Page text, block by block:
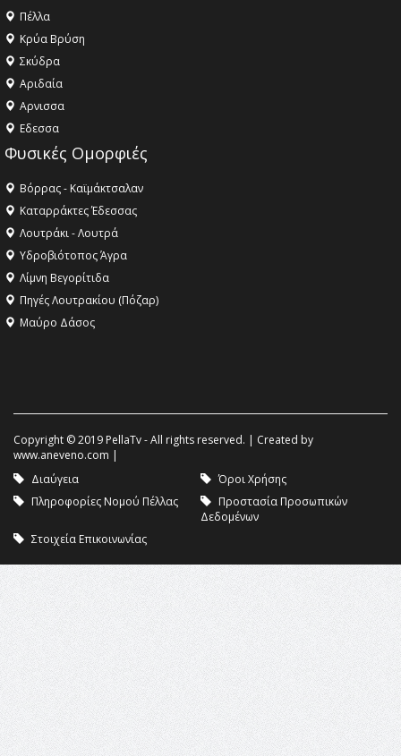
Πέλλα
Κρύα Βρύση
Σκύδρα
Αριδαία
Aρνισσα
Eδεσσα
Φυσικές Ομορφιές
Βόρρας - Καϊμάκτσαλαν
Καταρράκτες Έδεσσας
Λουτράκι - Λουτρά
Υδροβιότοπος Άγρα
Λίμνη Βεγορίτιδα
Πηγές Λουτρακίου (Πόζαρ)
Μαύρο Δάσος
Copyright © 2019 PellaTv - All rights reserved. | Created by
www.aneveno.com |
Διαύγεια
Όροι Χρήσης
Πληροφορίες Νομού Πέλλας
Προστασία Προσωπικών
Δεδομένων
Στοιχεία Επικοινωνίας